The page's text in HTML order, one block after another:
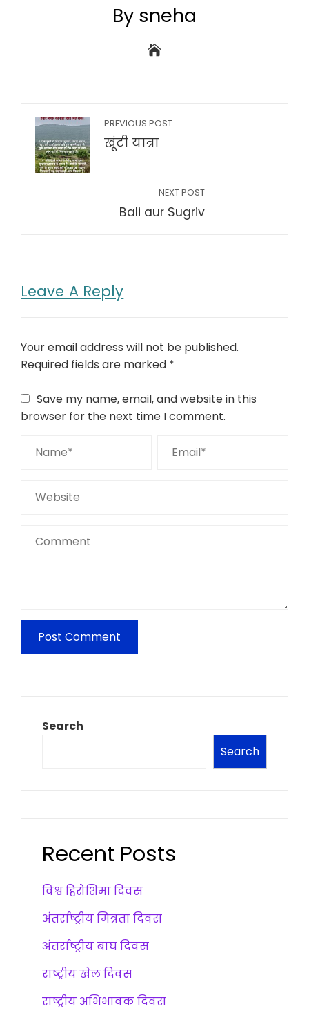
By sneha
PREVIOUS POST
खूंटी यात्रा
NEXT POST
Bali aur Sugriv
Leave A Reply
Your email address will not be published.
Required fields are marked *
Save my name, email, and website in this
browser for the next time I comment.
Search
Search
Recent Posts
विश्व हिरोशिमा दिवस
अंतर्राष्ट्रीय मित्रता दिवस
अंतर्राष्ट्रीय बाघ दिवस
राष्ट्रीय खेल दिवस
राष्ट्रीय अभिभावक दिवस